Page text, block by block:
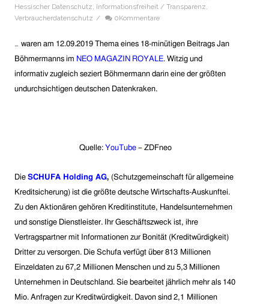
Hessischer Datenschutz, Informationsfreiheit / Transparenz,
Verbraucherdatenschutz / 0Kommentare
waren am 12.09.2019 Thema eines 18-minütigen Beitrags Jan
Böhmermanns im NEO MAGAZIN ROYALE. Witzig und
informativ zugleich seziert Böhmermann darin eine der größten
undurchsichtigen deutschen Datenkraken.
Quelle: YouTube – ZDFneo
Die SCHUFA Holding AG, (Schutzgemeinschaft für allgemeine
Kreditsicherung) ist die größte deutsche Wirtschafts-Auskunftei.
Zu den Aktionären gehören Kreditinstitute, Handelsunternehmen
und sonstige Dienstleister. Ihr Geschäftszweck ist, ihre
Vertragspartner mit Informationen zur Bonität (Kreditwürdigkeit)
Dritter zu versorgen. Die Schufa verfügt über 813 Millionen
Einzeldaten zu 67,2 Millionen Menschen und zu 5,3 Millionen
Unternehmen in Deutschland. Sie bearbeitet jährlich mehr als 140
Mio. Anfragen zur Kreditwürdigkeit. Davon sind 2,1 Millionen